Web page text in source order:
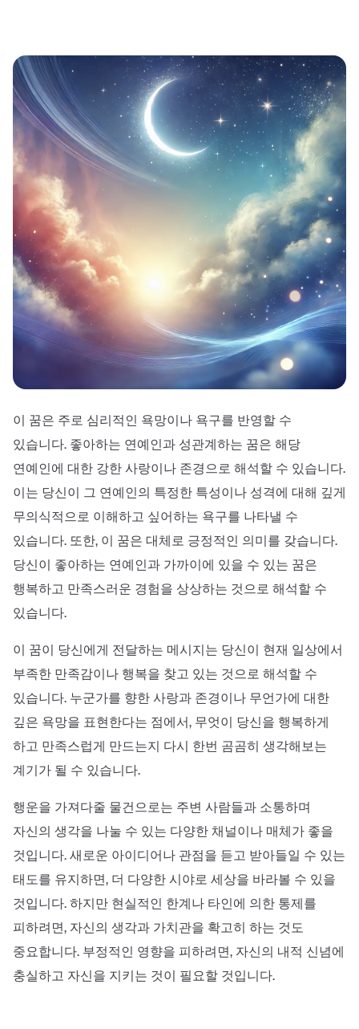
이 꿈은 주로 심리적인 욕망이나 욕구를 반영할 수
있습니다. 좋아하는 연예인과 성관계하는 꿈은 해당
연예인에 대한 강한 사랑이나 존경으로 해석할 수 있습니다.
이는 당신이 그 연예인의 특정한 특성이나 성격에 대해 깊게
무의식적으로 이해하고 싶어하는 욕구를 나타낼 수
있습니다. 또한, 이 꿈은 대체로 긍정적인 의미를 갖습니다.
당신이 좋아하는 연예인과 가까이에 있을 수 있는 꿈은
행복하고 만족스러운 경험을 상상하는 것으로 해석할 수
있습니다.
이 꿈이 당신에게 전달하는 메시지는 당신이 현재 일상에서
부족한 만족감이나 행복을 찾고 있는 것으로 해석할 수
있습니다. 누군가를 향한 사랑과 존경이나 무언가에 대한
깊은 욕망을 표현한다는 점에서, 무엇이 당신을 행복하게
하고 만족스럽게 만드는지 다시 한번 곰곰히 생각해보는
계기가 될 수 있습니다.
행운을 가져다줄 물건으로는 주변 사람들과 소통하며
자신의 생각을 나눌 수 있는 다양한 채널이나 매체가 좋을
것입니다. 새로운 아이디어나 관점을 듣고 받아들일 수 있는
태도를 유지하면, 더 다양한 시야로 세상을 바라볼 수 있을
것입니다. 하지만 현실적인 한계나 타인에 의한 통제를
피하려면, 자신의 생각과 가치관을 확고히 하는 것도
중요합니다. 부정적인 영향을 피하려면, 자신의 내적 신념에
충실하고 자신을 지키는 것이 필요할 것입니다.